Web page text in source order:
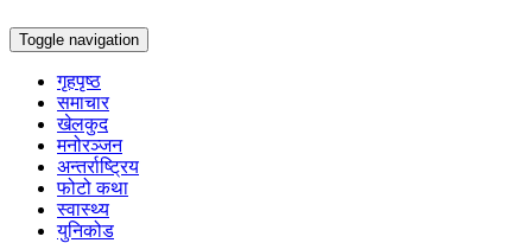
Toggle navigation
गृहपृष्ठ
समाचार
खेलकुद
मनोरञ्जन
अन्तर्राष्ट्रिय
फोटो कथा
स्वास्थ्य
युनिकोड